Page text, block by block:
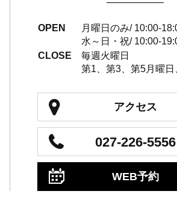
OPEN
月曜日のみ/ 10:00-
水～日・祝/ 10:00-
CLOSE
毎週火曜日
第1、第3、第5月曜
アクセス
027-226-5556
WEB予約